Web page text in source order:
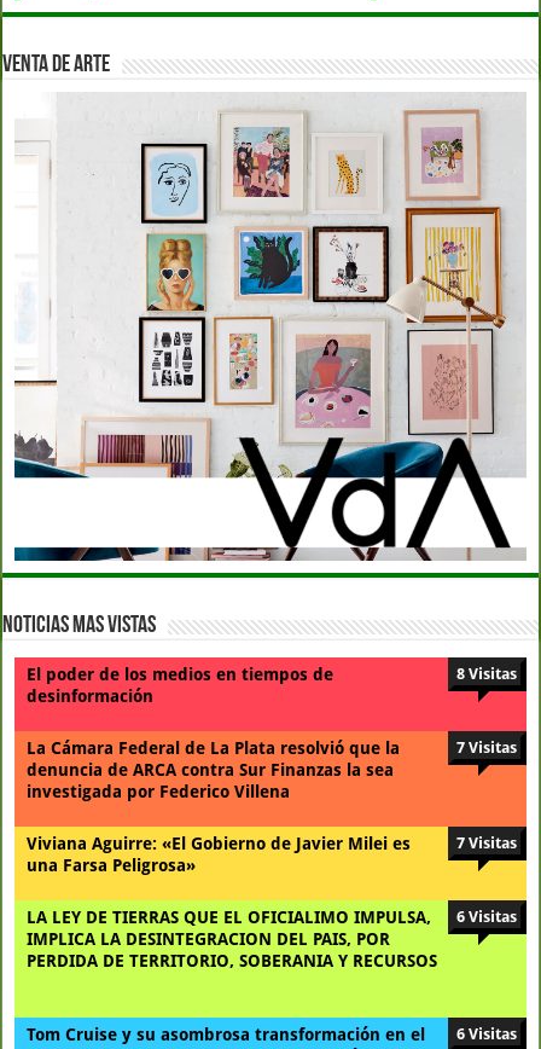
VENTA DE ARTE
Noticias Mas Vistas
El poder de los medios en tiempos de
desinformación
8 Visitas
La Cámara Federal de La Plata resolvió que la
denuncia de ARCA contra Sur Finanzas la sea
investigada por Federico Villena
7 Visitas
Viviana Aguirre: «El Gobierno de Javier Milei es
una Farsa Peligrosa»
7 Visitas
LA LEY DE TIERRAS QUE EL OFICIALIMO IMPULSA,
IMPLICA LA DESINTEGRACION DEL PAIS, POR
PERDIDA DE TERRITORIO, SOBERANIA Y RECURSOS
6 Visitas
Tom Cruise y su asombrosa transformación en el
6 Visitas